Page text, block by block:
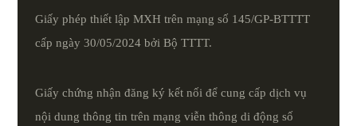
Giấy phép thiết lập MXH trên mạng số 145/GP-BTTTT
cấp ngày 30/05/2024 bởi Bộ TTTT.
Giấy chứng nhận đăng ký kết nối để cung cấp dịch vụ
nội dung thông tin trên mạng viễn thông di động số